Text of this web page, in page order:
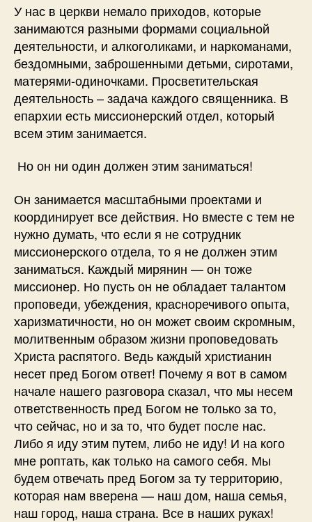
У нас в церкви немало приходов, которые
занимаются разными формами социальной
деятельности, и алкоголиками, и наркоманами,
бездомными, заброшенными детьми, сиротами,
матерями-одиночками. Просветительская
деятельность – задача каждого священника. В
епархии есть миссионерский отдел, который
всем этим занимается.
Но он ни один должен этим заниматься!
Он занимается масштабными проектами и
координирует все действия. Но вместе с тем не
нужно думать, что если я не сотрудник
миссионерского отдела, то я не должен этим
заниматься. Каждый мирянин — он тоже
миссионер. Но пусть он не обладает талантом
проповеди, убеждения, красноречивого опыта,
харизматичности, но он может своим скромным,
молитвенным образом жизни проповедовать
Христа распятого. Ведь каждый христианин
несет пред Богом ответ! Почему я вот в самом
начале нашего разговора сказал, что мы несем
ответственность пред Богом не только за то,
что сейчас, но и за то, что будет после нас.
Либо я иду этим путем, либо не иду! И на кого
мне роптать, как только на самого себя. Мы
будем отвечать пред Богом за ту территорию,
которая нам вверена — наш дом, наша семья,
наш город, наша страна. Все в наших руках!